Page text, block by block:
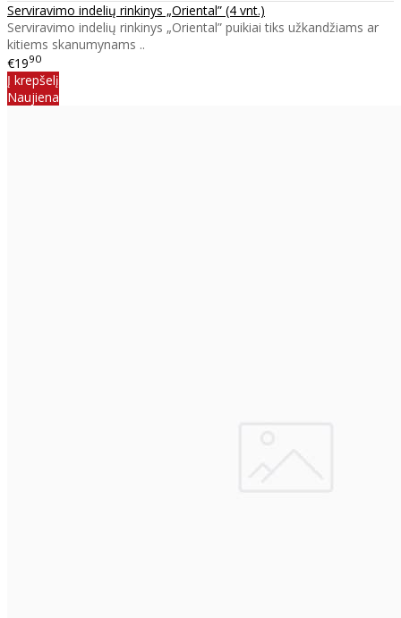
Serviravimo indelių rinkinys „Oriental” (4 vnt.)
Serviravimo indelių rinkinys „Oriental” puikiai tiks užkandžiams ar
kitiems skanumynams ..
€1990
Į krepšelį
Naujiena